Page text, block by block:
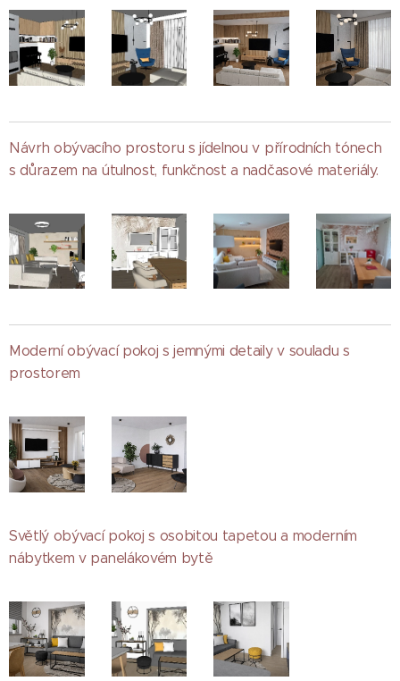
Návrh obývacího prostoru s jídelnou v přírodních tónech
s důrazem na útulnost, funkčnost a nadčasové materiály.
Moderní obývací pokoj s jemnými detaily v souladu s
prostorem
Světlý obývací pokoj s osobitou tapetou a moderním
nábytkem v panelákovém bytě